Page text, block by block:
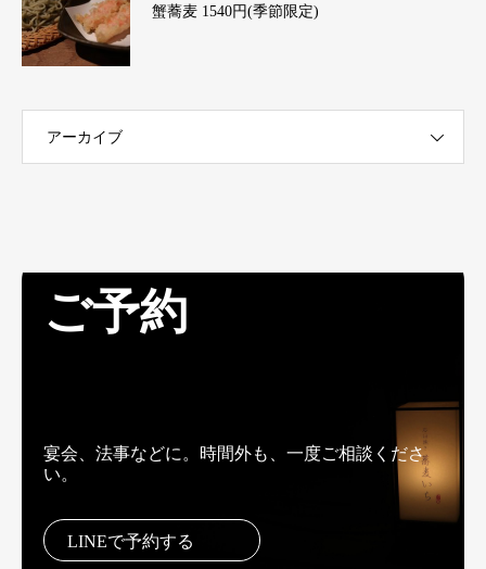
蟹蕎麦 1540円(季節限定)
アーカイブ
ご予約
宴会、法事などに。時間外も、一度ご相談くださ
い。
LINEで予約する